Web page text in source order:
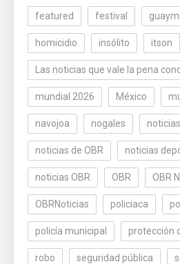
featured festival
homicidio insólito itson
Las noticias que vale la pena
mundial 2026 México
navojoa nogales
noticias de OBR noticias
noticias OBR OBR OBR
OBRNoticias policiaca
policía municipal protección
robo seguridad pública